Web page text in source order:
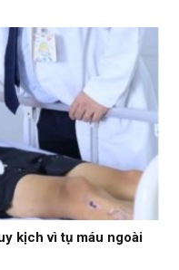
kịch vì tụ máu ngoài